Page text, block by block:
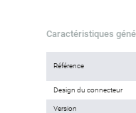
Caractéristiques
Référence
Design du connecteur
Version